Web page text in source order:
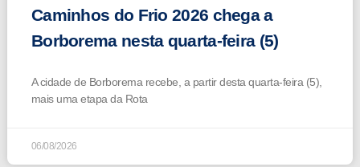
Caminhos do Frio 2026 chega a
Borborema nesta quarta-feira (5)
A cidade de Borborema recebe, a partir desta quarta-feira (5),
mais uma etapa da Rota
06/08/2026